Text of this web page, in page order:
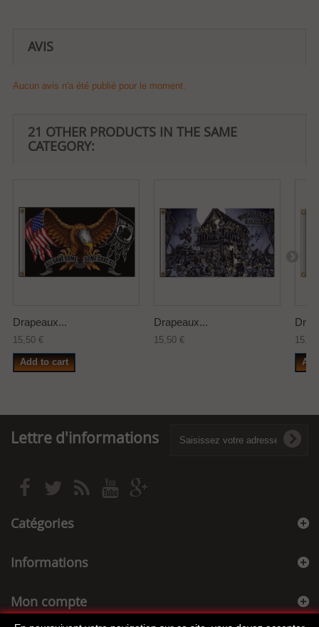
AVIS
Aucun avis n'a été publié pour le moment.
21 OTHER PRODUCTS IN THE SAME
CATEGORY:
Drapeaux...
15,50 €
Add to cart
Drapeaux...
15,50 €
Lettre d'informations
Catégories
Informations
Mon compte